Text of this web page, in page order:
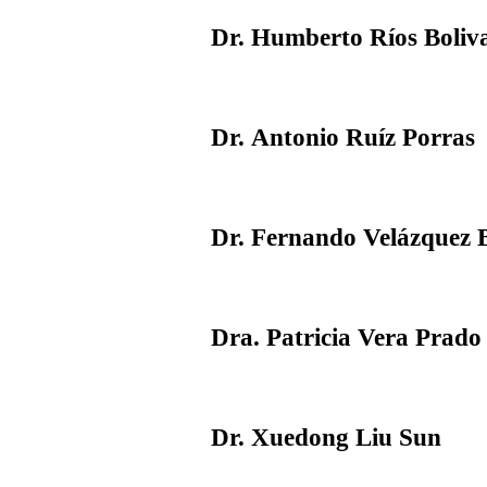
Dr. Humberto Ríos
Dr. Antonio Ruíz Porras
Dr. Fernando Velázquez
Dra. Patricia Vera Prado
Dr. Xuedong Liu Sun